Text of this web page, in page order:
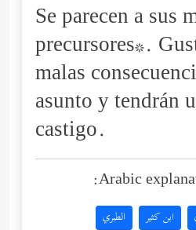
Se parecen a sus
precursores*.
malas
asunto y tendrán
castigo.
Arabic
ابن كثير الطبري